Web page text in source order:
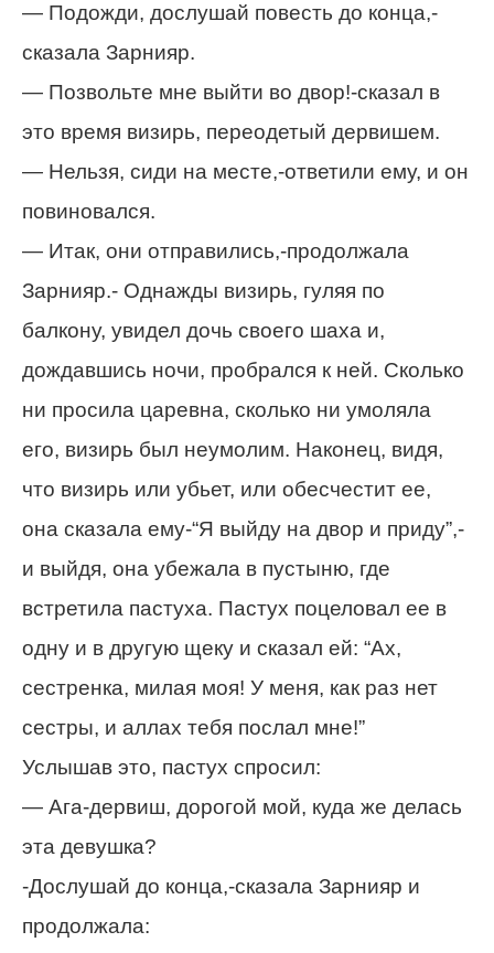
— Подожди, дослушай повесть до конца,-
сказала Зарнияр.
— Позвольте мне выйти во двор!-сказал в
это время визирь, переодетый дервишем.
— Нельзя, сиди на месте,-ответили ему, и он
повиновался.
— Итак, они отправились,-продолжала
Зарнияр.- Однажды визирь, гуляя по
балкону, увидел дочь своего шаха и,
дождавшись ночи, пробрался к ней. Сколько
ни просила царевна, сколько ни умоляла
его, визирь был неумолим. Наконец, видя,
что визирь или убьет, или обесчестит ее,
она сказала ему-“Я выйду на двор и приду”,-
и выйдя, она убежала в пустыню, где
встретила пастуха. Пастух поцеловал ее в
одну и в другую щеку и сказал ей: “Ах,
сестренка, милая моя! У меня, как раз нет
сестры, и аллах тебя послал мне!”
Услышав это, пастух спросил:
— Ага-дервиш, дорогой мой, куда же делась
эта девушка?
-Дослушай до конца,-сказала Зарнияр и
продолжала: